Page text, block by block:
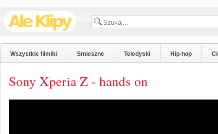
Wszystkie filmiki Smieszne Teledyski Hip-hop
Sony Xperia Z - hands on